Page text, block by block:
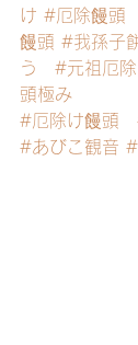
け #厄除饅頭
饅頭 #我孫子
う
#元祖厄
頭極み
#厄除け饅頭
#あびこ観音